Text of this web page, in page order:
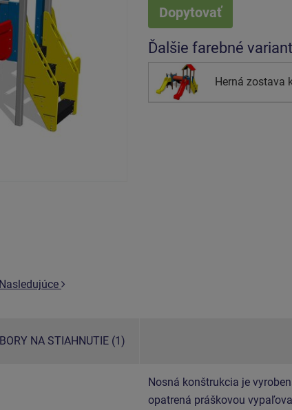
Nasledujúce
Dopytovať
Ďalšie farebné
Herná zostava
NA STIAHNUTIE (1)
Nosná konštrukcia je
opatrená práškovou